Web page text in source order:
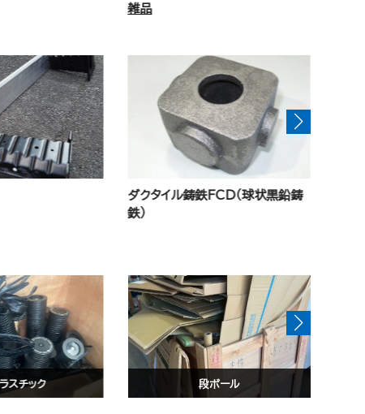
アダプター
（球状黒鉛鋳
チルド鋳鉄部品
ボール 混合廃棄物A